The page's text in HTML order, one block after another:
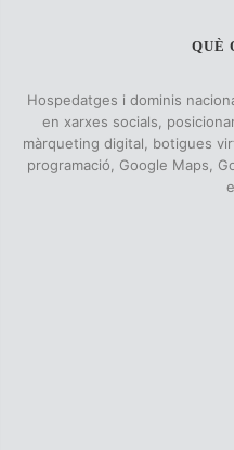
QUÈ
Hospedatges i dominis
en xarxes socials,
màrqueting digital, botigues
programació, Google Maps,